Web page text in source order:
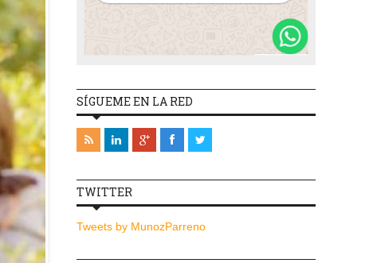
SÍGUEME EN LA RED
TWITTER
Tweets by MunozParreno